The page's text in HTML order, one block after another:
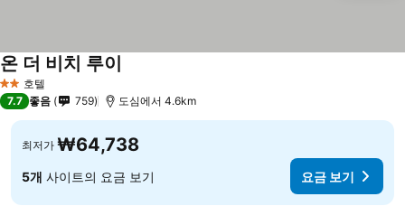
2 성급호텔
온 더 비치 루이
7.7 좋음 759 도심에서 4.6km
최저가 ₩64,738
5개 사이트의 요금 보기 요금 보기